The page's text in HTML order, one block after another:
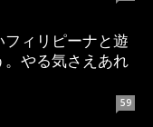
ィリピーナと遊
やる気さえあれ
59